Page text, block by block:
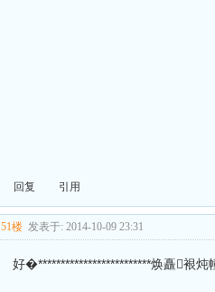
回复 引用
51楼 发表于: 2014-10-09 23:31
好�*************************焕矗裉